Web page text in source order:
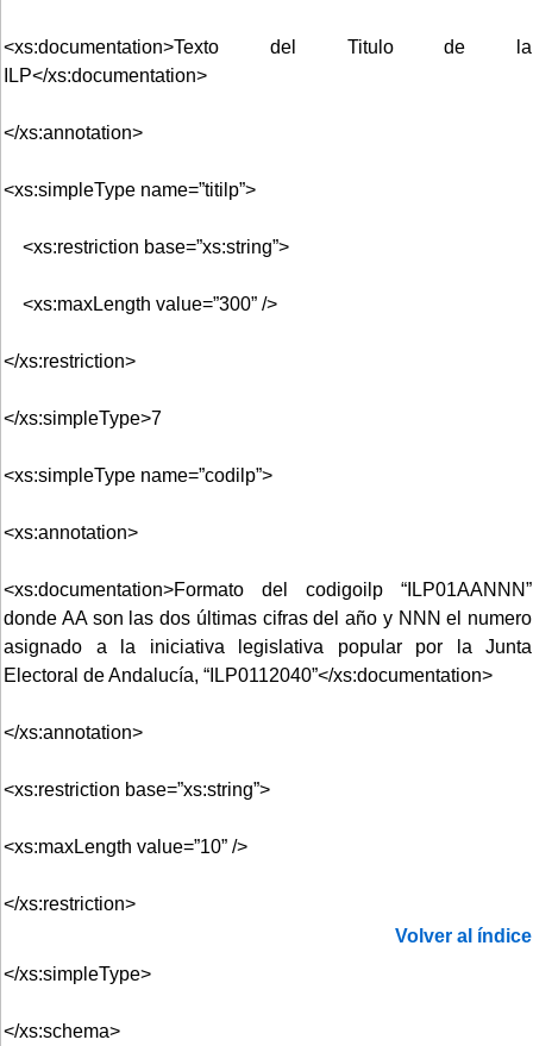
<xs:documentation>Texto del Titulo de la
ILP</xs:documentation>
</xs:annotation>
<xs:simpleType name=”titilp”>
<xs:restriction base=”xs:string”>
<xs:maxLength value=”300” />
</xs:restriction>
</xs:simpleType>7
<xs:simpleType name=”codilp”>
<xs:annotation>
<xs:documentation>Formato del codigoilp “ILP01AANNN”
donde AA son las dos últimas cifras del año y NNN el numero
asignado a la iniciativa legislativa popular por la Junta
Electoral de Andalucía, “ILP0112040”</xs:documentation>
</xs:annotation>
<xs:restriction base=”xs:string”>
<xs:maxLength value=”10” />
</xs:restriction>
Volver al índice
</xs:simpleType>
</xs:schema>